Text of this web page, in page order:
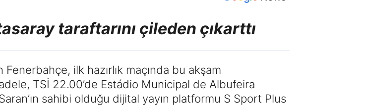
taraftarını çileden çıkarttı
Fenerbahçe, ilk hazırlık maçında bu akşam
TSİ 22.00’de Estádio Municipal de Albufeira
sahibi olduğu dijital yayın platformu S Sport Plus